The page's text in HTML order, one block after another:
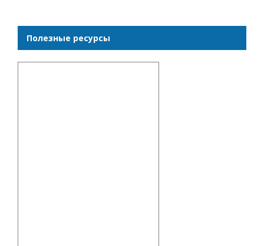
Полезные ресурсы